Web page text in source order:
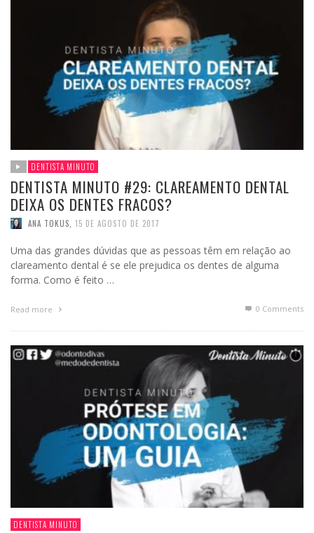
DENTISTA MINUTO
DENTISTA MINUTO #29: CLAREAMENTO DENTAL
DEIXA OS DENTES FRACOS?
ANA TOKUS, 15 DE AGOSTO DE 2017
Uma das grandes dúvidas que as pessoas têm em relação ao
clareamento dental é se ele prejudica os dentes de alguma
forma. Como é feito …
Read more 0 Comments
DENTISTA MINUTO